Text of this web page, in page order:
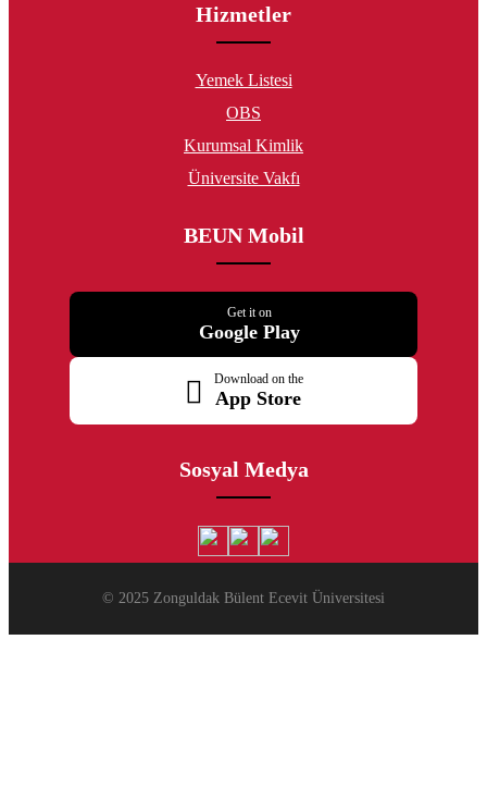
Hizmetler
Yemek Listesi
OBS
Kurumsal Kimlik
Üniversite Vakfı
BEUN Mobil
Get it on
Google Play
Download on the
App Store
Sosyal Medya
© 2025 Zonguldak Bülent Ecevit Üniversitesi